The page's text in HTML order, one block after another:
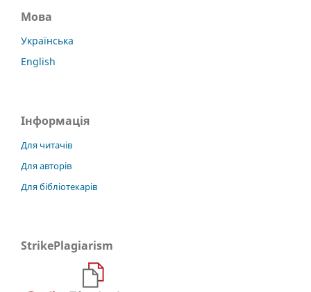
Мова
Українська
English
Інформація
Для читачів
Для авторів
Для бібліотекарів
StrikePlagiarism